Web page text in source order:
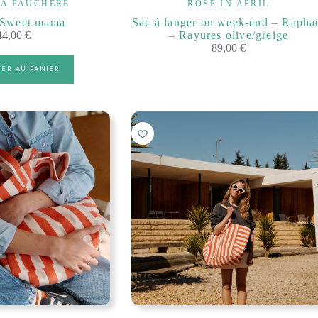
FAUCHÈRE
mama
€
AU PANIER
ROSE IN APRIL
Sac à langer ou week-end –
– Rayures olive/greige
89,00 €